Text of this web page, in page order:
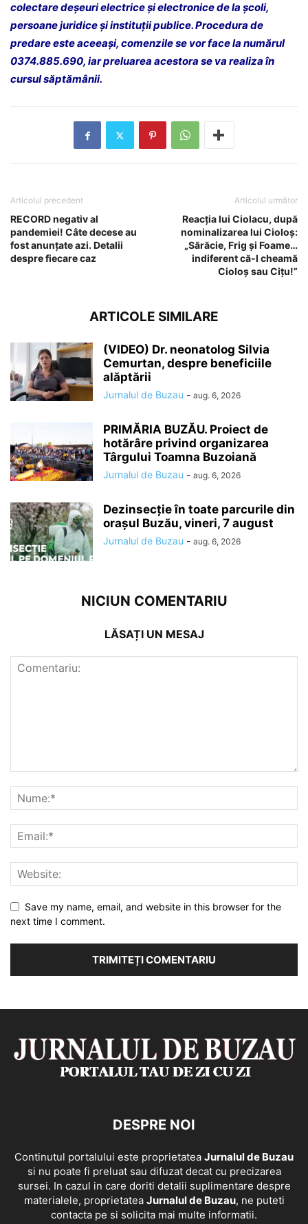
colectare deșeuri electrice și electronice de la școli,
persoane juridice și instituții publice. Procedura de
predare este aceeași, comenzile se vor face la numărul
0374.885.690, iar preluarea acestora se va realiza în
cursul săptămânii.
Articolul precedent
RECORD negativ al
pandemiei! Câte decese au
fost anunțate azi. Detalii
despre fiecare caz
Articolul următor
Reacția lui Ciolacu, după
nominalizarea lui Cioloș:
„Sărăcie, Frig și Foame…
indiferent că-l cheamă
Cioloș sau Cițu!”
ARTICOLE SIMILARE
(VIDEO) Dr. neonatolog Silvia
Cemurtan, despre beneficiile
alăptării
Jurnalul de Buzau - aug. 6, 2026
PRIMĂRIA BUZĂU. Proiect de
hotărâre privind organizarea
Târgului Toamna Buzoiană
Jurnalul de Buzau - aug. 6, 2026
Dezinsecție în toate parcurile din
orașul Buzău, vineri, 7 august
Jurnalul de Buzau - aug. 6, 2026
NICIUN COMENTARIU
LĂSAȚI UN MESAJ
Save my name, email, and website in this browser for the
next time I comment.
DESPRE NOI
Continutul portalului este proprietatea Jurnalul de Buzau
si nu poate fi preluat sau difuzat decat cu precizarea
sursei. In cazul in care doriti detalii suplimentare despre
materialele, proprietatea Jurnalul de Buzau, ne puteti
contacta pe si solicita mai multe informatii.